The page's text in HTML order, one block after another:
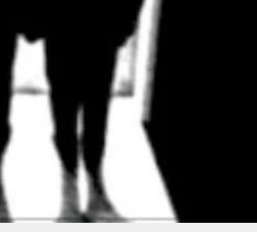
Ida Lupino